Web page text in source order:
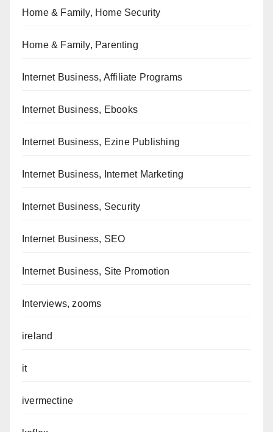
Home & Family, Home Security
Home & Family, Parenting
Internet Business, Affiliate Programs
Internet Business, Ebooks
Internet Business, Ezine Publishing
Internet Business, Internet Marketing
Internet Business, Security
Internet Business, SEO
Internet Business, Site Promotion
Interviews, zooms
ireland
it
ivermectine